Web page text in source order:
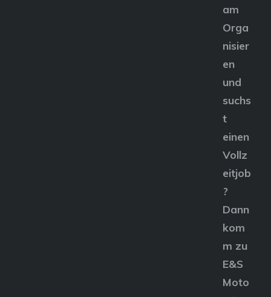
am
Orga
nisier
en
und
suchs
t
einen
Vollz
eitjob
?
Dann
kom
m zu
E&S
Moto